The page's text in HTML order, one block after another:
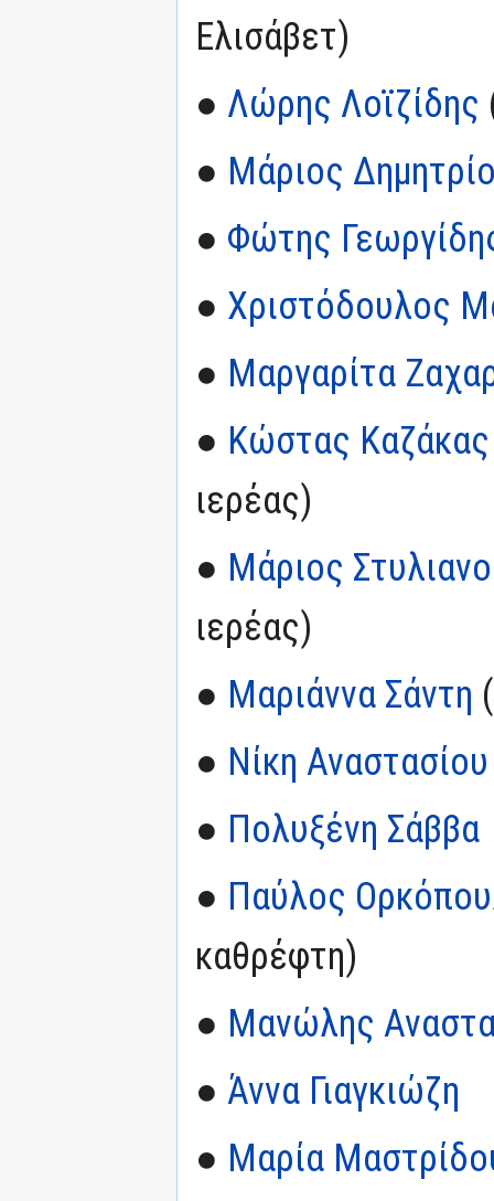
Ελισάβετ)
● Λώρης Λοϊζίδης
● Μάριος
● Φώτης
● Χριστόδουλος
● Μαργαρίτα
● Κώστας Καζάκας
ιερέας)
● Μάριος
ιερέας)
● Μαριάννα Σάντη
● Νίκη Αναστασίου
● Πολυξένη Σάββα
● Παύλος
καθρέφτη)
● Μανώλης
● Άννα Γιαγκιώζη
● Μαρία